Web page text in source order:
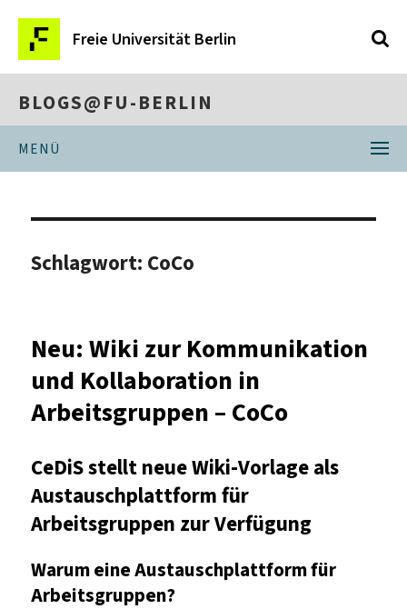
Freie Universität Berlin
BLOGS@FU-BERLIN
MENÜ
Schlagwort: CoCo
Neu: Wiki zur Kommunikation
und Kollaboration in
Arbeitsgruppen – CoCo
CeDiS stellt neue Wiki-Vorlage als
Austauschplattform für
Arbeitsgruppen zur Verfügung
Warum eine Austauschplattform für
Arbeitsgruppen?